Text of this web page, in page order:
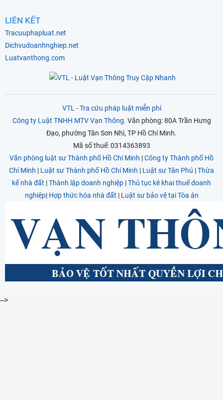
LIÊN KẾT
Tracuuphapluat.net
Dichvudoanhnghiep.net
Luatvanthong.com
VTL -Tra cứu pháp luật miễn phí
Công ty Luật TNHH MTV Vạn Thông. Văn phòng: 80A Trần Hưng
Đạo, phường Tân Sơn Nhì, TP Hồ Chí Minh.
Mã số thuế: 0314363893
Văn phòng luật sư Thành phố Hồ Chí Minh |Công ty Thành phố Hồ
Chí Minh | Luật sư Thành phố Hồ Chí Minh | Luật sư Tân Phú |Thừa
kế nhà đất |Thành lập doanh nghiệp |Thủ tục kê khai thuế doanh
nghiệp| Hợp thức hóa nhà đất | Luật sư bảo vệ tại Tòa án
-->